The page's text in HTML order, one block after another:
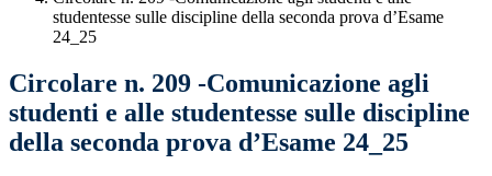
studentesse sulle discipline della seconda prova d’Esame
24_25
Circolare n. 209 -Comunicazione agli
studenti e alle studentesse sulle discipline
della seconda prova d’Esame 24_25